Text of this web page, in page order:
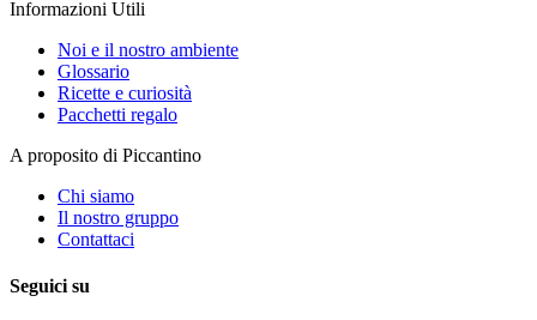
Informazioni Utili
Noi e il nostro ambiente
Glossario
Ricette e curiosità
Pacchetti regalo
A proposito di Piccantino
Chi siamo
Il nostro gruppo
Contattaci
Seguici su